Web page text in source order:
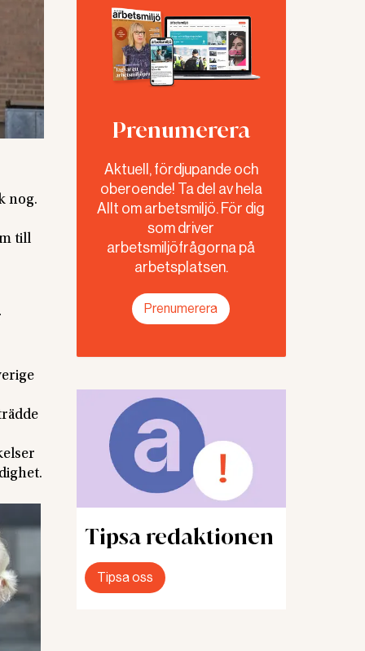
nog.
till
Prenumerera
Aktuell, fördjupande och
oberoende! Ta del av hela
Allt om arbetsmiljö. För dig
som driver
arbetsmiljöfrågorna på
arbetsplatsen.
Prenumerera
Tipsa redaktionen
Tipsa oss